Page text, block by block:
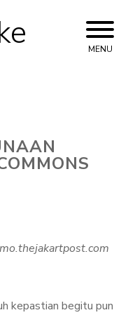
MENU
kepastian begitu pun